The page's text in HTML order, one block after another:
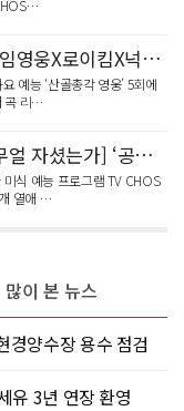
[SBS 산골총각 영웅] 임영웅X로이킴X넉살, 미공개 곡 최초 공개!? 임영웅 곡 작업 비하인드 대방출!
예능 ‘산골총각 영웅’ 5회에
곡 리…
TV CHOSUN [왕은 무얼 자셨는가] ‘공개연애’ 지예은, ‘조선 최장수 왕’ 영조 레시피에 관심 이유는…
식 예능 프로그램 TV CHOS
열애 …
경양수장 용수 점검
유 3년 연장 환영
많이 본 뉴스